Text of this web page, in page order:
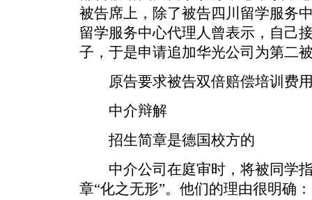
被告席上，除了被告四川留学服务
留学服务中心代理人曾表示，自己
子，于是申请追加华光公司为第二
原告要求被告双倍赔偿培训费
中介辩解
招生简章是德国校方的
中介公司在庭审时，将被同学指
章“化之无形”。他们的理由很明确